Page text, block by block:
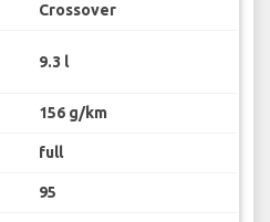
Crossover
9.3 l
156 g/km
full
95